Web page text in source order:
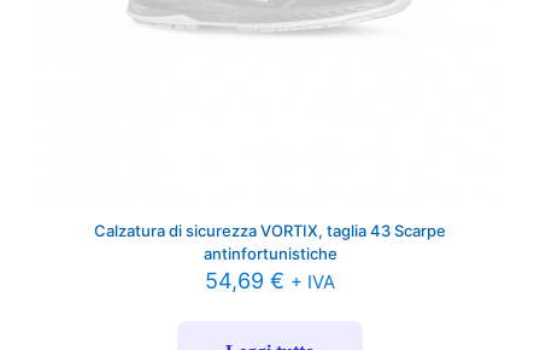
Calzatura di sicurezza VORTIX, taglia 43 Scarpe
antinfortunistiche
54,69 € + IVA